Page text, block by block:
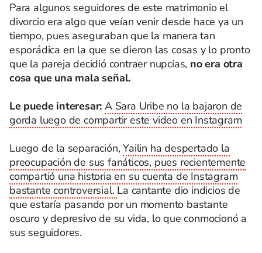
Para algunos seguidores de este matrimonio el
divorcio era algo que veían venir desde hace ya un
tiempo, pues aseguraban que la manera tan
esporádica en la que se dieron las cosas y lo pronto
que la pareja decidió contraer nupcias, no era otra
cosa que una mala señal.
Le puede interesar: A Sara Uribe no la bajaron de
gorda luego de compartir este video en Instagram
Luego de la separación,Yailin ha despertado la
preocupación de sus fanáticos, pues recientemente
compartió una historia en su cuenta de Instagram
bastante controversial. La cantante dio indicios de
que estaría pasando por un momento bastante
oscuro y depresivo de su vida, lo que conmocionó a
sus seguidores.